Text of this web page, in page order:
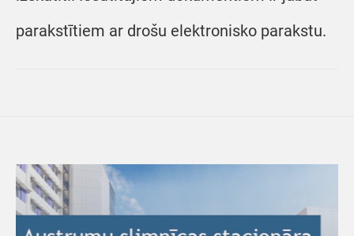
parakstītiem ar drošu elektronisko parakstu.